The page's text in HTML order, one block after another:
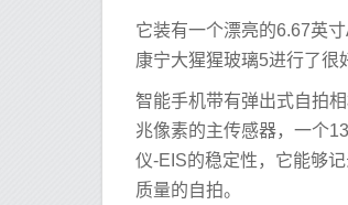
它装有一个漂亮的6.67英
康宁大猩猩玻璃5进行了很
智能手机带有弹出式自拍
兆像素的主传感器，一个
仪-EIS的稳定性，它能够
质量的自拍。